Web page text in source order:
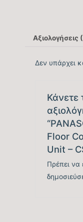
Ιονισμού
Ονομαστική
Ψυκτική
Ικανότητα
(BTU/h)
Εύρος
Αξιολογήσεις
Δεν υπάρχει
Κάνετε
Floor
Unit –
Πρέπει να